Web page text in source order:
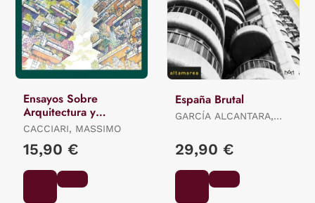
Ensayos Sobre
Arquitectura y
Filosofía
CACCIARI, MASSIMO
15,90 €
España Brutal
GARCÍA ALCANTARA,
29,90 €